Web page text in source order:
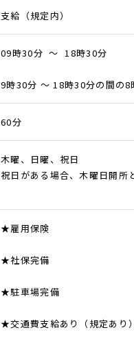
支給（規定内）
09時30分 ～ 18時30分
9時30分 ～ 18時30分の間の8
60分
木曜、日曜、祝日
祝日がある場合、木曜日開所
★雇用保険
★社保完備
★駐車場完備
★交通費支給あり（規定あり）